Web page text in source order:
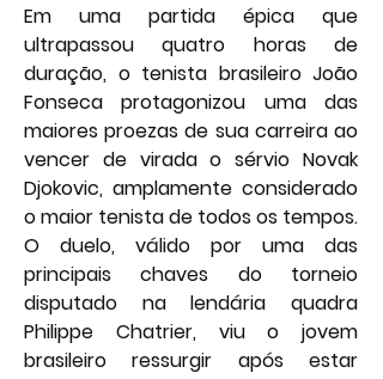
Em uma partida épica que
ultrapassou quatro horas de
duração, o tenista brasileiro João
Fonseca protagonizou uma das
maiores proezas de sua carreira ao
vencer de virada o sérvio Novak
Djokovic, amplamente considerado
o maior tenista de todos os tempos.
O duelo, válido por uma das
principais chaves do torneio
disputado na lendária quadra
Philippe Chatrier, viu o jovem
brasileiro ressurgir após estar